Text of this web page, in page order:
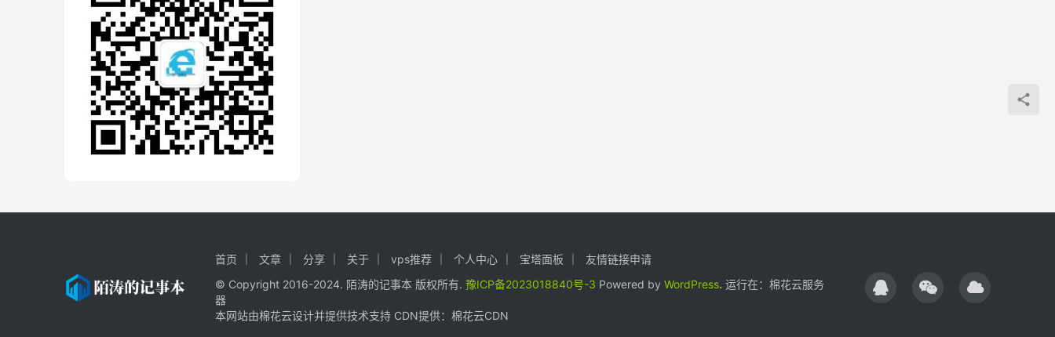
首页 文章 分享 关于 vps推荐 个人中心 宝塔面板
友情链接申请
© Copyright 2016-2024. 陌涛的记事本 版权所有. 豫ICP备2023018840号-3 Powered by WordPress. 运行在： 棉花云服务
器
本网站由棉花云设计并提供技术支持 CDN提供： 棉花云CDN